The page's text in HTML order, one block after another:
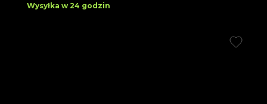
Wysyłka w 24 godzin